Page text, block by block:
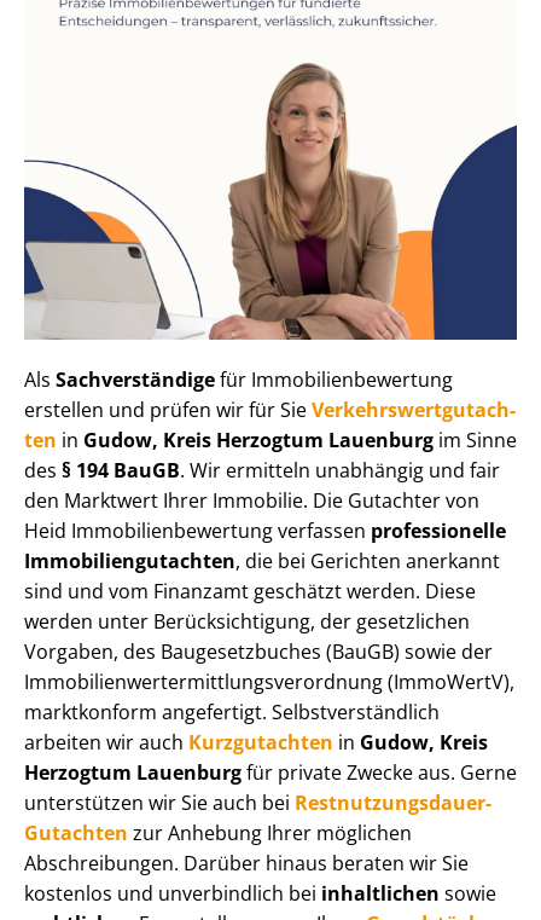
Als Sachverständigefür Im­mo­bi­li­en­be­wer­tung
erstellen und prüfen wir für SieVer­kehrs­wert­gut­ach­
ten in Gudow, Kreis Herzogtum Lauenburg im Sinne
des § 194 BauGB. Wir ermitteln unabhängig und fair
den Marktwert Ihrer Immobilie. Die Gutachter von
Heid Im­mo­bi­li­en­be­wer­tung verfassen professionelle
Im­mo­bi­li­en­gut­ach­ten, die bei Gerichten anerkannt
sind und vom Finanzamt geschätzt werden. Diese
werden unter Be­rück­sich­ti­gung, der gesetzlichen
Vorgaben, des Baugesetzbuches (BauGB) sowie der
Im­mo­bi­li­en­wert­ermitt­lungs­ver­ord­nung (ImmoWertV),
marktkonform angefertigt. Selbst­ver­ständ­lich
arbeiten wir auch Kurzgutachten in Gudow, Kreis
Herzogtum Lauenburgfür private Zwecke aus. Gerne
unterstützen wir Sie auch bei Rest­nut­zungs­dau­er-
Gutachten zur Anhebung Ihrer möglichen
Abschreibungen. Darüber hinaus beraten wir Sie
kostenlos und unverbindlich bei inhaltlichen sowie